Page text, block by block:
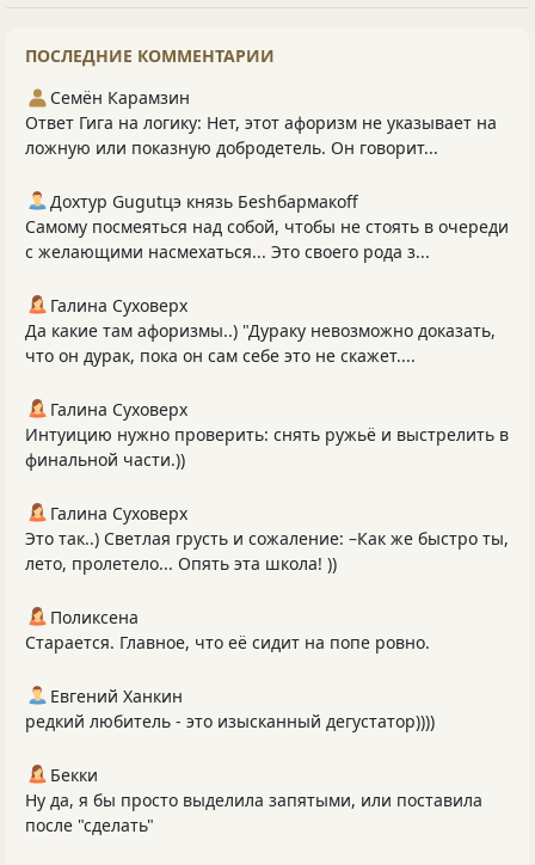
ПОСЛЕДНИЕ КОММЕНТАРИИ
Семён Карамзин
Ответ Гига на логику: Нет, этот афоризм не указывает на
ложную или показную добродетель. Он говорит...
Дохтур Gugutцэ князь Беshбармакоff
Самому посмеяться над собой, чтобы не стоять в очереди
с желающими насмехаться... Это своего рода з...
Галина Суховерх
Да какие там афоризмы..) "Дураку невозможно доказать,
что он дурак, пока он сам себе это не скажет....
Галина Суховерх
Интуицию нужно проверить: снять ружьё и выстрелить в
финальной части.))
Галина Суховерх
Это так..) Светлая грусть и сожаление: –Как же быстро ты,
лето, пролетело... Опять эта школа! ))
Поликсена
Старается. Главное, что её сидит на попе ровно.
Евгений Ханкин
редкий любитель - это изысканный дегустатор))))
Бекки
Ну да, я бы просто выделила запятыми, или поставила
после "сделать"